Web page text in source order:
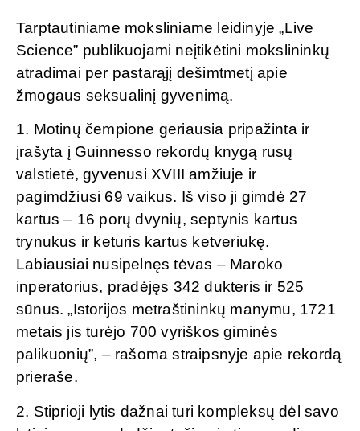
Tarptautiniame moksliniame leidinyje „Live
Science” publikuojami neįtikėtini mokslininkų
atradimai per pastarąjį dešimtmetį apie
žmogaus seksualinį gyvenimą.
1. Motinų čempione geriausia pripažinta ir
įrašyta į Guinnesso rekordų knygą rusų
valstietė, gyvenusi XVIII amžiuje ir
pagimdžiusi 69 vaikus. Iš viso ji gimdė 27
kartus – 16 porų dvynių, septynis kartus
trynukus ir keturis kartus ketveriukę.
Labiausiai nusipelnęs tėvas – Maroko
inperatorius, pradėjęs 342 dukteris ir 525
sūnus. „Istorijos metraštininkų manymu, 1721
metais jis turėjo 700 vyriškos giminės
palikuonių”, – rašoma straipsnyje apie rekordą
prieraše.
2. Stiprioji lytis dažnai turi kompleksų dėl savo